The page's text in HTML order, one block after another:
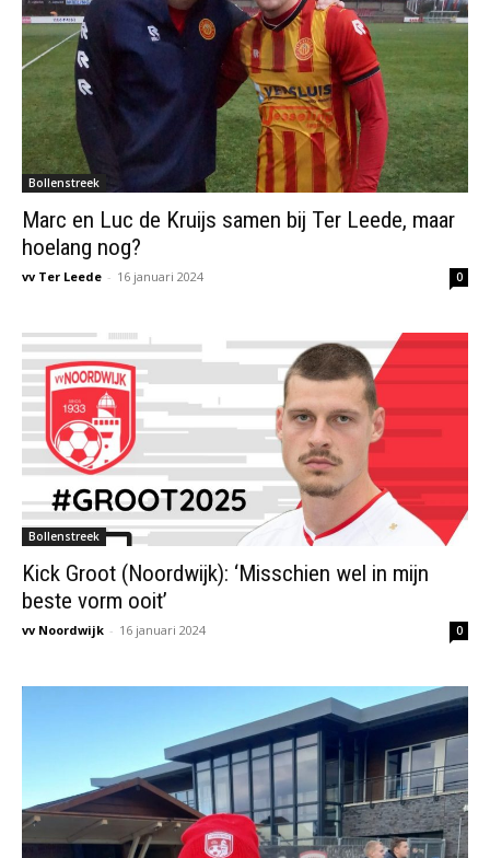
Bollenstreek
Marc en Luc de Kruijs samen bij Ter Leede, maar
hoelang nog?
vv Ter Leede - 16 januari 2024 0
Bollenstreek
Kick Groot (Noordwijk): ‘Misschien wel in mijn
beste vorm ooit’
vv Noordwijk - 16 januari 2024 0